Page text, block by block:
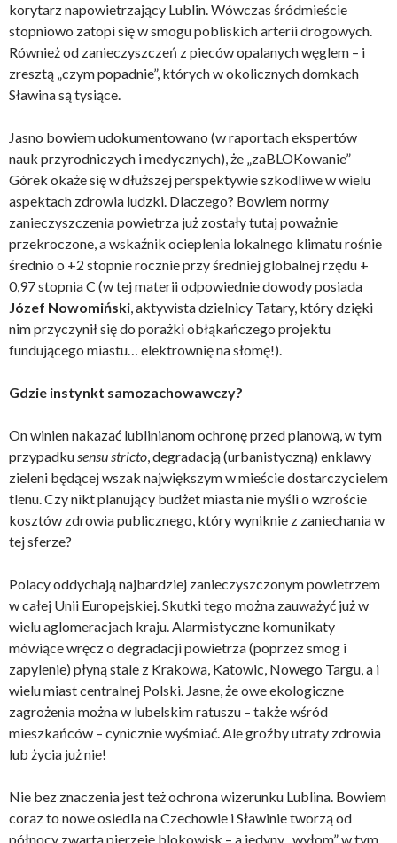
korytarz napowietrzający Lublin. Wówczas śródmieście
stopniowo zatopi się w smogu pobliskich arterii drogowych.
Również od zanieczyszczeń z pieców opalanych węglem – i
zresztą „czym popadnie”, których w okolicznych domkach
Sławina są tysiące.
Jasno bowiem udokumentowano (w raportach ekspertów
nauk przyrodniczych i medycznych), że „zaBLOKowanie”
Górek okaże się w dłuższej perspektywie szkodliwe w wielu
aspektach zdrowia ludzki. Dlaczego? Bowiem normy
zanieczyszczenia powietrza już zostały tutaj poważnie
przekroczone, a wskaźnik ocieplenia lokalnego klimatu rośnie
średnio o +2 stopnie rocznie przy średniej globalnej rzędu +
0,97 stopnia C (w tej materii odpowiednie dowody posiada
Józef Nowomiński, aktywista dzielnicy Tatary, który dzięki
nim przyczynił się do porażki obłąkańczego projektu
fundującego miastu… elektrownię na słomę!).
Gdzie instynkt samozachowawczy?
On winien nakazać lublinianom ochronę przed planową, w tym
przypadkusensu stricto, degradacją (urbanistyczną) enklawy
zieleni będącej wszak największym w mieście dostarczycielem
tlenu. Czy nikt planujący budżet miasta nie myśli o wzroście
kosztów zdrowia publicznego, który wyniknie z zaniechania w
tej sferze?
Polacy oddychają najbardziej zanieczyszczonym powietrzem
w całej Unii Europejskiej. Skutki tego można zauważyć już w
wielu aglomeracjach kraju. Alarmistyczne komunikaty
mówiące wręcz o degradacji powietrza (poprzez smog i
zapylenie) płyną stale z Krakowa, Katowic, Nowego Targu, a i
wielu miast centralnej Polski. Jasne, że owe ekologiczne
zagrożenia można w lubelskim ratuszu – także wśród
mieszkańców – cynicznie wyśmiać. Ale groźby utraty zdrowia
lub życia już nie!
Nie bez znaczenia jest też ochrona wizerunku Lublina. Bowiem
coraz to nowe osiedla na Czechowie i Sławinie tworzą od
północy zwartą pierzeję blokowisk – a jedyny „wyłom” w tym